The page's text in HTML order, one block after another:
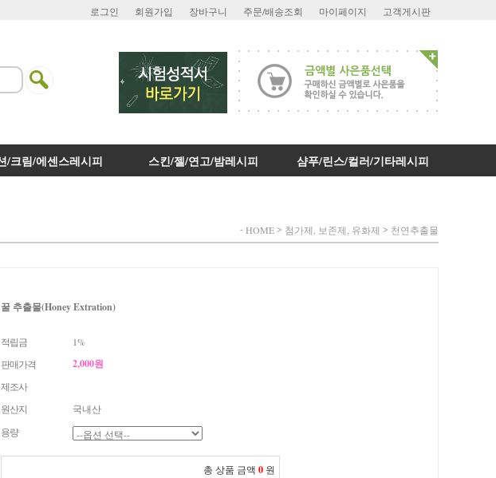
로그인 회원가입 장바구니 주문/배송조회 마이페이지 고객게시판
/크림/에센스레시피 스킨/젤/연고/밤레시피 샴푸/린스/컬러/기타레시피
-HOME > 첨가제, 보존제, 유화제 > 천연추출물
꿀 추출물(Honey Extration)
적립금
1%
판매가격
2,000원
제조사
원산지
국내산
용량
총 상품 금액 0 원